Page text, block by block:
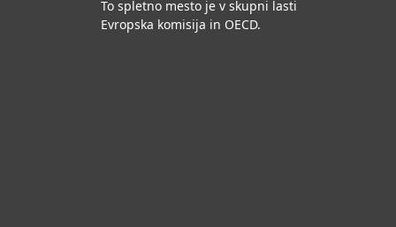
To spletno mesto je v skupni lasti
Evropska komisija in OECD.